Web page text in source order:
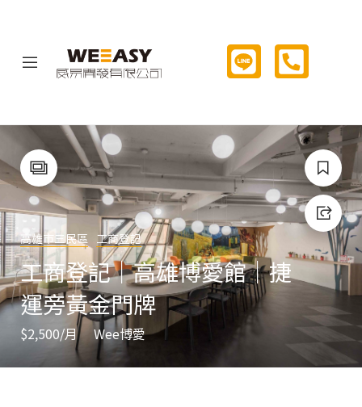
高雄市三民區 工商登記
工商登記｜高雄博愛館｜捷
運旁黃金門牌
$2,500/月 Wee博愛